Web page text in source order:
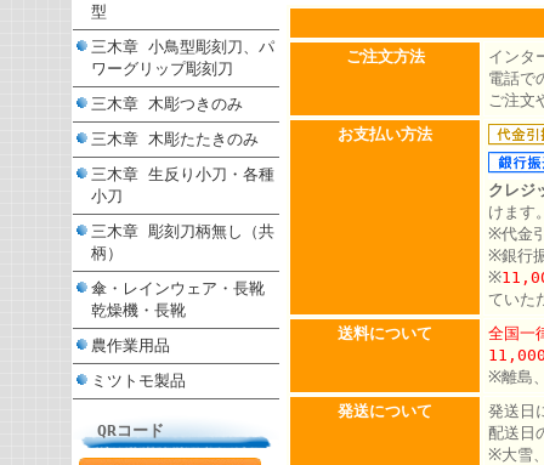
型
三木章 小鳥型彫刻刀、パ
ワーグリップ彫刻刀
三木章 木彫つきのみ
三木章 木彫たたきのみ
三木章 生反り小刀・各種
小刀
三木章 彫刻刀柄無し（共
柄）
傘・レインウェア・長靴
乾燥機・長靴
農作業用品
ミツトモ製品
QRコード
ご注文方法
インタ
電話で
ご注文
お支払い方法
クレジ
けます
※代金
※銀行
※
ていた
送料について
全国一
※離島
発送について
発送日
配送日
※大雪